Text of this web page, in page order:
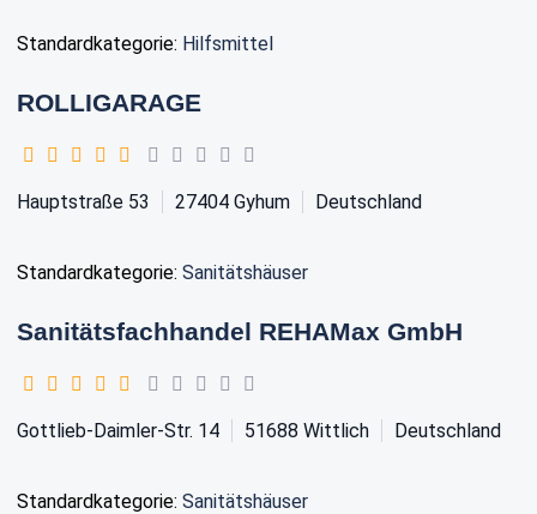
Standardkategorie: Hilfsmittel
ROLLIGARAGE
Hauptstraße 53 27404 Gyhum Deutschland
Standardkategorie: Sanitätshäuser
Sanitätsfachhandel REHAMax GmbH
Gottlieb-Daimler-Str. 14 51688 Wittlich Deutschland
Standardkategorie: Sanitätshäuser